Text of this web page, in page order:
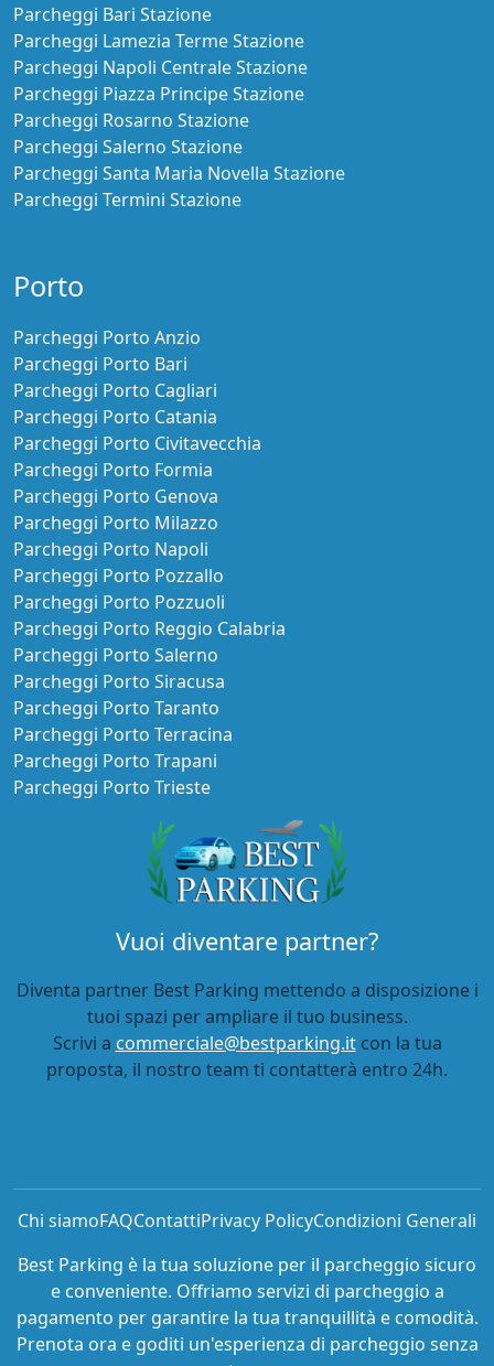
Parcheggi Bari Stazione
Parcheggi Lamezia Terme Stazione
Parcheggi Napoli Centrale Stazione
Parcheggi Piazza Principe Stazione
Parcheggi Rosarno Stazione
Parcheggi Salerno Stazione
Parcheggi Santa Maria Novella Stazione
Parcheggi Termini Stazione
Porto
Parcheggi Porto Anzio
Parcheggi Porto Bari
Parcheggi Porto Cagliari
Parcheggi Porto Catania
Parcheggi Porto Civitavecchia
Parcheggi Porto Formia
Parcheggi Porto Genova
Parcheggi Porto Milazzo
Parcheggi Porto Napoli
Parcheggi Porto Pozzallo
Parcheggi Porto Pozzuoli
Parcheggi Porto Reggio Calabria
Parcheggi Porto Salerno
Parcheggi Porto Siracusa
Parcheggi Porto Taranto
Parcheggi Porto Terracina
Parcheggi Porto Trapani
Parcheggi Porto Trieste
Vuoi diventare partner?
Diventa partner Best Parking mettendo a disposizione i
tuoi spazi per ampliare il tuo business.
Scrivi a commerciale@bestparking.itcon la tua
proposta, il nostro team ti contatterà entro 24h.
Chi siamoFAQContattiPrivacy PolicyCondizioni Generali
Best Parking è la tua soluzione per il parcheggio sicuro
e conveniente. Offriamo servizi di parcheggio a
pagamento per garantire la tua tranquillità e comodità.
Prenota ora e goditi un'esperienza di parcheggio senza